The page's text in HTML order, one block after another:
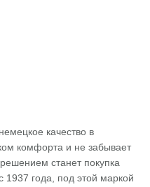
качество в
комфорта и не забывает
станет покупка
1937 года, под этой маркой